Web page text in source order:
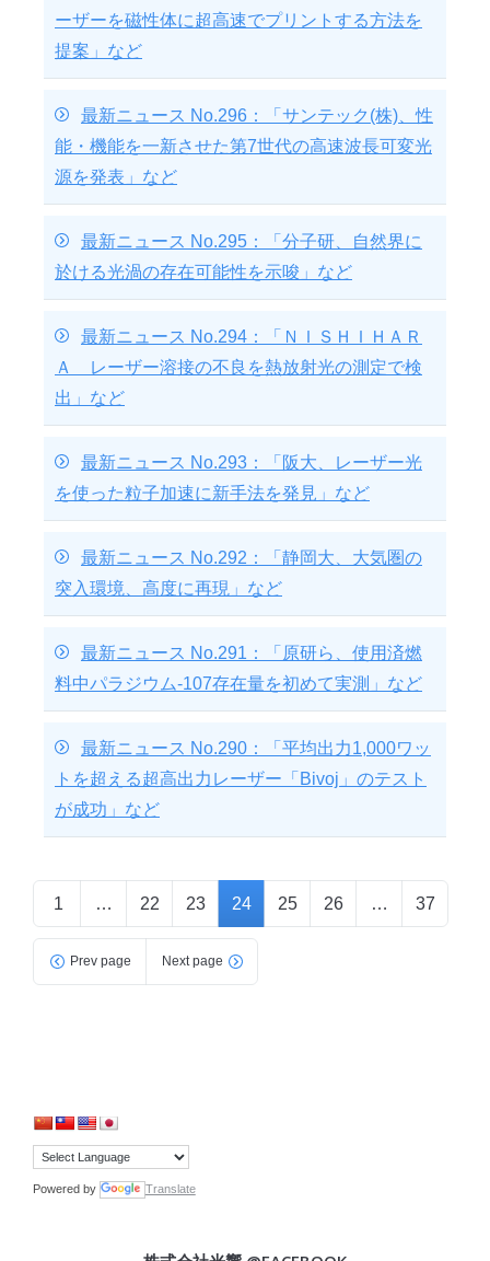
ーザーを磁性体に超高速でプリントする方法を
提案」など
最新ニュース No.296：「サンテック(株)、性
能・機能を一新させた第7世代の高速波長可変光
源を発表」など
最新ニュース No.295：「分子研、自然界に
於ける光渦の存在可能性を示唆」など
最新ニュース No.294：「ＮＩＳＨＩＨＡＲ
Ａ レーザー溶接の不良を熱放射光の測定で検
出」など
最新ニュース No.293：「阪大、レーザー光
を使った粒子加速に新手法を発見」など
最新ニュース No.292：「静岡大、大気圏の
突入環境、高度に再現」など
最新ニュース No.291：「原研ら、使用済燃
料中パラジウム-107存在量を初めて実測」など
最新ニュース No.290：「平均出力1,000ワッ
トを超える超高出力レーザー「Bivoj」のテスト
が成功」など
1 … 22 23 24 25 26 … 37
Prev page Next page
Powered by Translate